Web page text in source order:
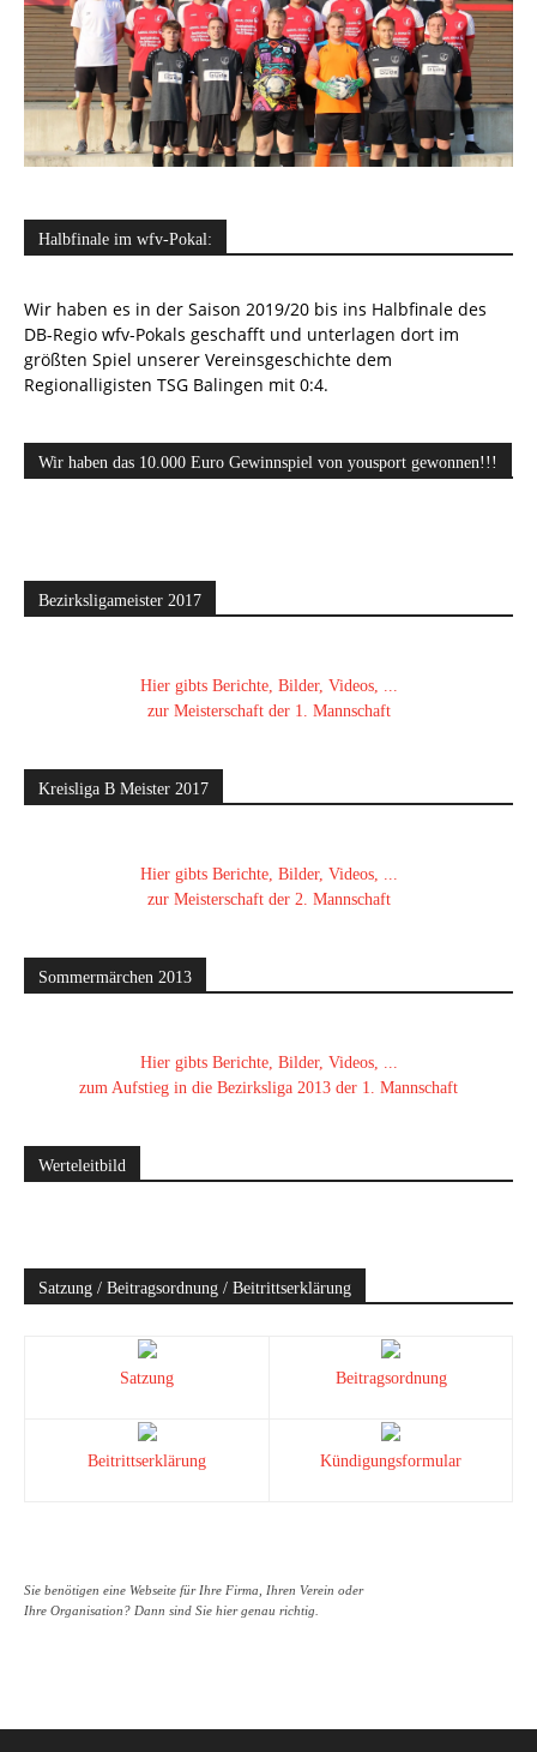
Halbfinale im wfv-Pokal:
Wir haben es in der Saison 2019/20 bis ins Halbfinale des
DB-Regio wfv-Pokals geschafft und unterlagen dort im
größten Spiel unserer Vereinsgeschichte dem
Regionalligisten TSG Balingen mit 0:4.
Wir haben das 10.000 Euro Gewinnspiel von yousport gewonnen!!!
Bezirksligameister 2017
Hier gibts Berichte, Bilder, Videos, ...
zur Meisterschaft der 1. Mannschaft
Kreisliga B Meister 2017
Hier gibts Berichte, Bilder, Videos, ...
zur Meisterschaft der 2. Mannschaft
Sommermärchen 2013
Hier gibts Berichte, Bilder, Videos, ...
zum Aufstieg in die Bezirksliga 2013 der 1. Mannschaft
Werteleitbild
Satzung / Beitragsordnung / Beitrittserklärung
Satzung Beitragsordnung
Beitrittserklärung Kündigungsformular
Sie benötigen eine Webseite für Ihre Firma, Ihren Verein oder
Ihre Organisation? Dann sind Sie hier genau richtig.